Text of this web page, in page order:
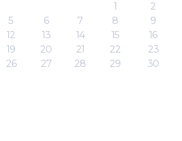
1
2
5 6 7 8
9
12 13 14 15
16
19 20 21 22
23
26 27 28 29
30